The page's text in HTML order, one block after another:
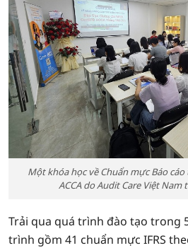
Một khóa học về Chuẩn mực Báo
ACCA do Audit Care Việt Nam
Trải qua quá trình đào tạo trong
trình gồm 41 chuẩn mực IFRS